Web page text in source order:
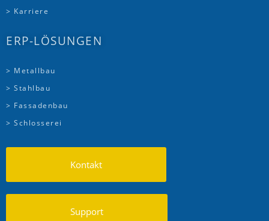
> Karriere
ERP-LÖSUNGEN
> Metallbau
> Stahlbau
> Fassadenbau
> Schlosserei
Kontakt
Support